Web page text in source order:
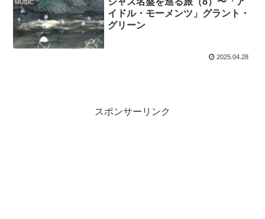
MUSIC
イドル・モーメンツ」グラント・
グリーン
2025.04.28
スポンサーリンク